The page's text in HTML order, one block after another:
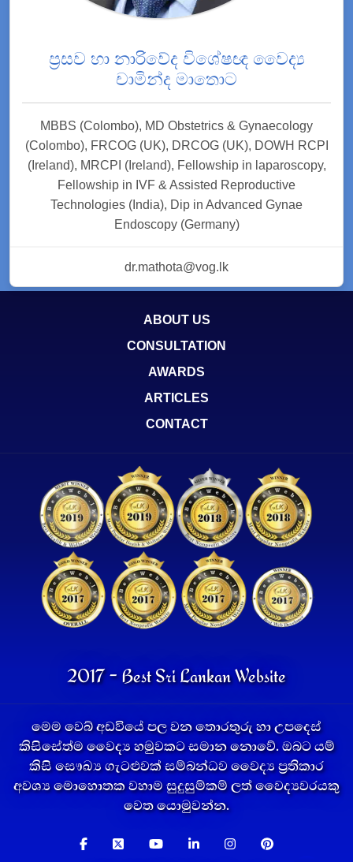
ප්‍රසව හා නාරිවේද විශේෂඥ වෛද්‍ය
චාමින්ද මාතොට
MBBS (Colombo), MD Obstetrics & Gynaecology
(Colombo), FRCOG (UK), DRCOG (UK), DOWH RCPI
(Ireland), MRCPI (Ireland), Fellowship in laparoscopy,
Fellowship in IVF & Assisted Reproductive
Technologies (India), Dip in Advanced Gynae
Endoscopy (Germany)
dr.mathota@vog.lk
ABOUT US
CONSULTATION
AWARDS
ARTICLES
CONTACT
2017 - Best Sri Lankan Website
මෙම වෙබ් අඩවියේ පල වන තොරතුරු හා උපදෙස්
කිසිසේත්ම වෛද්‍ය හමුවකට සමාන නොවේ. ඔබට යම්
කිසි සෞඛ්‍ය ගැටළුවක් සම්බන්ධව වෛද්‍ය ප්‍රතිකාර
අවශ්‍ය මොහොතක වහාම සුදුසුම්කම් ලත් වෛද්‍යවරයකු
වෙත යොමුවන්න.